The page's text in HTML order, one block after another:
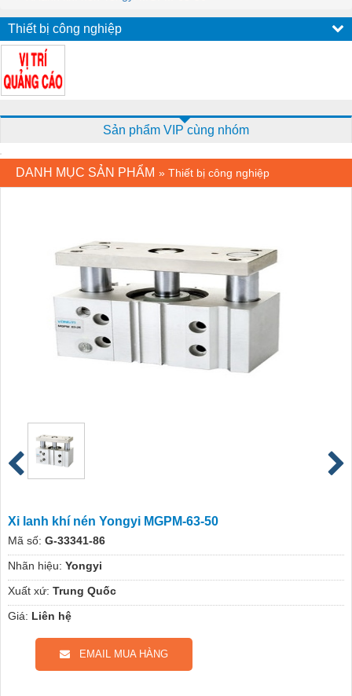
Thiết bị công nghiệp
Sản phẩm VIP cùng nhóm
DANH MỤC SẢN PHẨM » Thiết bị công nghiệp
Xi lanh khí nén Yongyi MGPM-63-50
Mã số: G-33341-86
Nhãn hiệu: Yongyi
Xuất xứ: Trung Quốc
Giá: Liên hệ
EMAIL MUA HÀNG